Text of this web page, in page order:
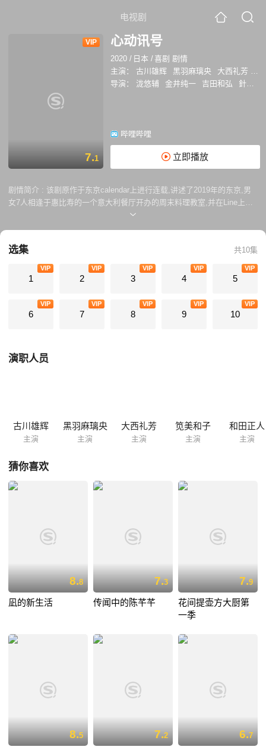
电视剧
VIP
7.1
心动讯号
2020 / 日本 /喜剧 剧情
主演：
古川雄辉 黑羽麻璃央 大西礼芳
笕
导演：
泷悠辅 金井纯一 吉田和弘 針生悠伺
哔哩哔哩
立即播放
剧情简介 : 该剧原作于东京calendar上进行连载,讲述了2019年的东京,男
女7人相逢于惠比寿的一个意大利餐厅开办的周末料理教室,并在Line上交
流彼此的生活,故事围绕着他们而展开 具有压倒性优势的帅哥同时还是创
选集 共10集
1
VIP
2
VIP
3
VIP
4
VIP
5
VIP
6
VIP
7
VIP
8
VIP
9
VIP
10
VIP
演职人员
古川雄辉
主演
黑羽麻璃央
主演
大西礼芳
主演
笕美和子
主演
和田正人
主演
猜你喜欢
8.8
凪的新生活
7.3
传闻中的陈芊芊
7.9
花间提壶方大厨第
一季
8.5 7.2 6.7